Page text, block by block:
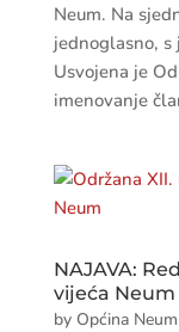
Neum. Na
jednoglasno, s
Usvojena je
imenovanje
NAJAVA:
vijeća Neum
by Općina Neum